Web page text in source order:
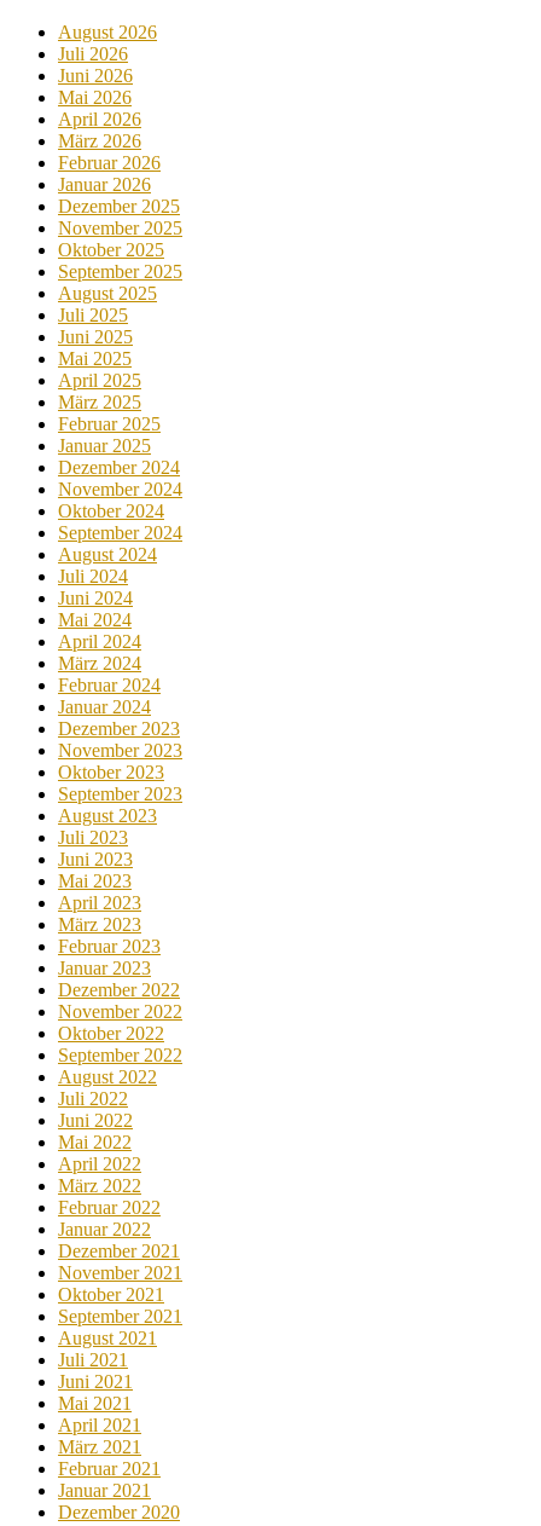
August 2026
Juli 2026
Juni 2026
Mai 2026
April 2026
März 2026
Februar 2026
Januar 2026
Dezember 2025
November 2025
Oktober 2025
September 2025
August 2025
Juli 2025
Juni 2025
Mai 2025
April 2025
März 2025
Februar 2025
Januar 2025
Dezember 2024
November 2024
Oktober 2024
September 2024
August 2024
Juli 2024
Juni 2024
Mai 2024
April 2024
März 2024
Februar 2024
Januar 2024
Dezember 2023
November 2023
Oktober 2023
September 2023
August 2023
Juli 2023
Juni 2023
Mai 2023
April 2023
März 2023
Februar 2023
Januar 2023
Dezember 2022
November 2022
Oktober 2022
September 2022
August 2022
Juli 2022
Juni 2022
Mai 2022
April 2022
März 2022
Februar 2022
Januar 2022
Dezember 2021
November 2021
Oktober 2021
September 2021
August 2021
Juli 2021
Juni 2021
Mai 2021
April 2021
März 2021
Februar 2021
Januar 2021
Dezember 2020